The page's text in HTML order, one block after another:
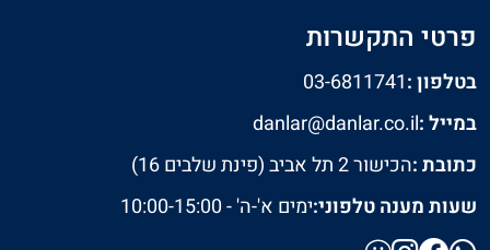
פרטי התקשרות
בטלפון :03-6811741
במייל :danlar@danlar.co.il
כתובת :הכישור 2 תל אביב (פינת שלבים 16)
שעות מענה טלפוני:ימים א'-ה' - 10:00-15:00